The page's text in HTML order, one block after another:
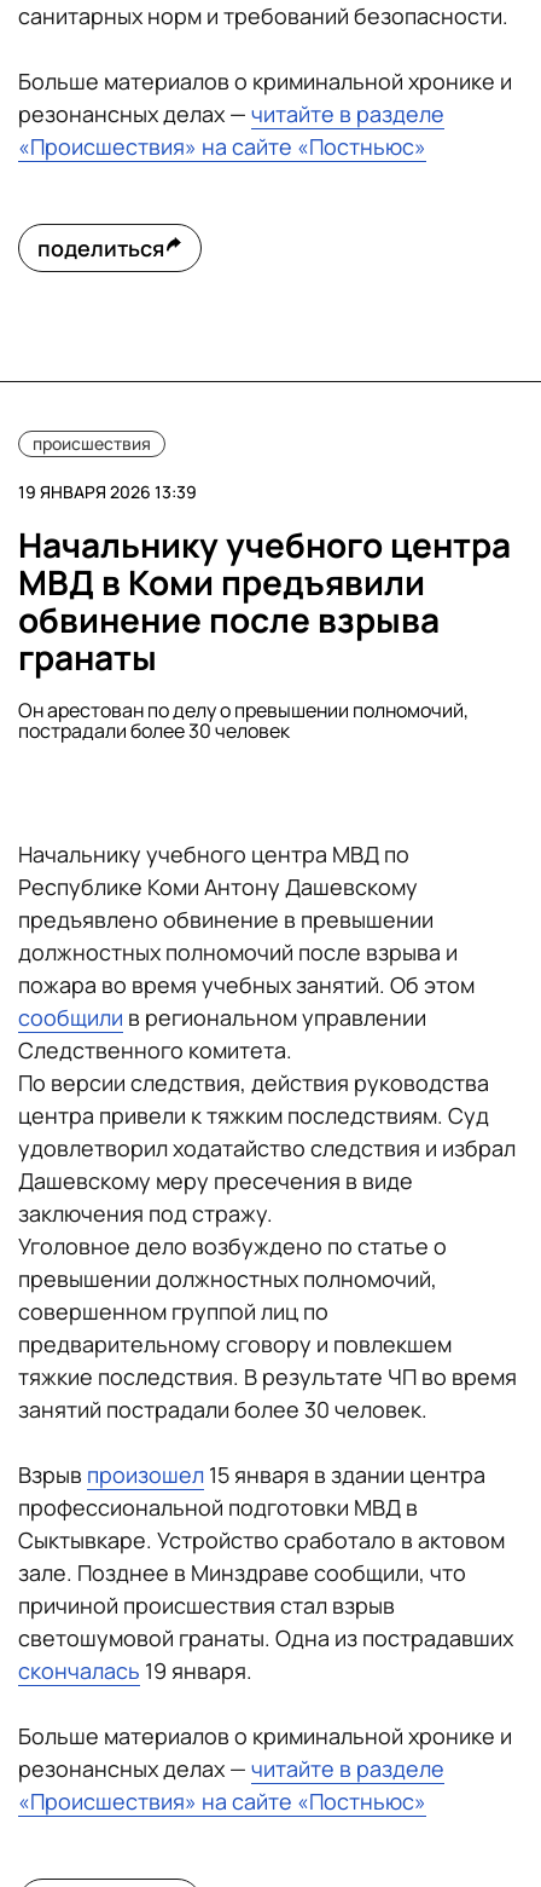
санитарных норм и требований безопасности.
Больше материалов о криминальной хронике и
резонансных делах — читайте в разделе
«Происшествия» на сайте «Постньюс»
поделиться
происшествия
19 ЯНВАРЯ 2026 13:39
Начальнику учебного центра
МВД в Коми предъявили
обвинение после взрыва
гранаты
Он арестован по делу о превышении полномочий,
пострадали более 30 человек
Начальнику учебного центра МВД по
Республике Коми Антону Дашевскому
предъявлено обвинение в превышении
должностных полномочий после взрыва и
пожара во время учебных занятий. Об этом
сообщили в региональном управлении
Следственного комитета.
По версии следствия, действия руководства
центра привели к тяжким последствиям. Суд
удовлетворил ходатайство следствия и избрал
Дашевскому меру пресечения в виде
заключения под стражу.
Уголовное дело возбуждено по статье о
превышении должностных полномочий,
совершенном группой лиц по
предварительному сговору и повлекшем
тяжкие последствия. В результате ЧП во время
занятий пострадали более 30 человек.
Взрыв произошел 15 января в здании центра
профессиональной подготовки МВД в
Сыктывкаре. Устройство сработало в актовом
зале. Позднее в Минздраве сообщили, что
причиной происшествия стал взрыв
светошумовой гранаты. Одна из пострадавших
скончалась 19 января.
Больше материалов о криминальной хронике и
резонансных делах — читайте в разделе
«Происшествия» на сайте «Постньюс»